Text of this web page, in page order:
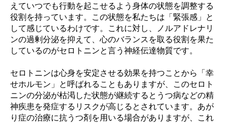
えていつでも行動を起こせるよう身体の状態を調整する
役割を持っています。この状態を私たちは「緊張感」と
して感じているわけです。これに対し、ノルアドレナリ
ンの過剰分泌を抑えて、心のバランスを取る役割を果た
しているのがセロトニンと言う神経伝達物質です。
セロトニンは心身を安定させる効果を持つことから「幸
せホルモン」と呼ばれることもありますが、このセロト
ニンの分泌が枯渇した状態が継続するとうつ病などの精
神疾患を発症するリスクが高じるとされています。あが
り症の治療に抗うつ剤を用いる場合がありますが、これ